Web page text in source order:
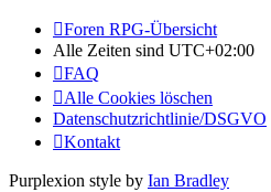
Foren RPG-Übersicht
Alle Zeiten sind UTC+02:00
FAQ
Alle Cookies löschen
Datenschutzrichtlinie/DSGVO
Kontakt
Purplexion style by Ian Bradley